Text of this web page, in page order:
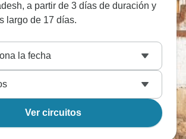
a partir de 3 días de duración y
largo de 17 días.
la fecha
Ver circuitos